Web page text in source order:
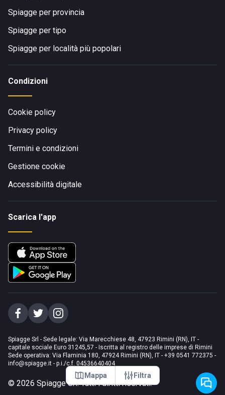
Mappa Filtra
Spiagge per provincia
Spiagge per tipo
Spiagge per località più popolari
Condizioni
Cookie policy
Privacy policy
Termini e condizioni
Gestione cookie
Accessibilità digitale
Scarica l'app
Spiagge Srl - Sede legale: Via Marecchiese 48, 47923 Rimini (RN), IT -
capitale sociale Euro 31245,57 - Iscritta al registro delle imprese di Rimini
Sede operativa: Via Flaminia 180, 47924 Rimini (RN), IT - +39 0541 772375 -
info@spiagge.it - p.i./c.f. 04536640404
© 2026 Spiagge Srl. Tutti i diritti riservati.